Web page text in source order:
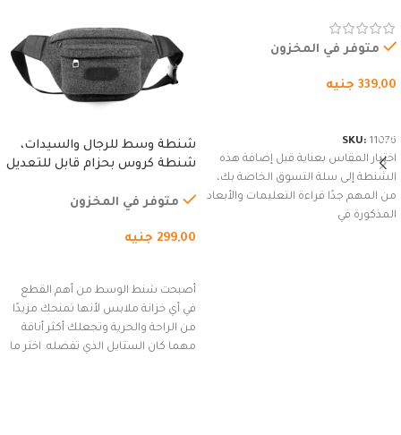
وسوستة.
متوفر في المخزون
339,00 جنيه
SKU: 11076
اختيار المقاس بعناية قبل إضافة هذه
الشنطة إلى سلة التسوق الخاصة بك،
من المهم جدًا قراءة التعليمات والأبعاد
المذكورة في
شنطة وسط للرجال والسيدات،
شنطة كروس بحزام قابل للتعديل
السفر، الجري العادي، المشي
(رمادي)
متوفر في المخزون
299,00 جنيه
أصبحت شنط الوسط من أهم القطع
في أي خزانة ملابس لأنها تمنحك مزيدًا
من الراحة والحرية وتجعلك أكثر أناقة
مهما كان الستايل الذي تفضله. اختر ما